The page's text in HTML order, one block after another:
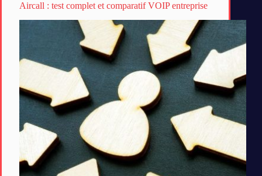
Aircall : test complet et comparatif VOIP entreprise